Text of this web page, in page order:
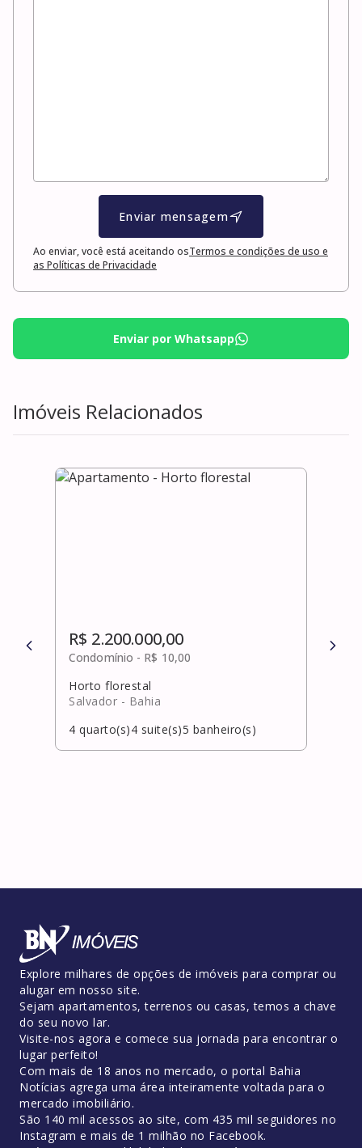
Enviar mensagem
Ao enviar, você está aceitando osTermos e condições de uso e
as Políticas de Privacidade
Enviar por Whatsapp
Imóveis Relacionados
R$ 2.200.000,00
Condomínio - R$ 10,00
Horto florestal
Salvador - Bahia
4 quarto(s)4 suite(s)5 banheiro(s)
R$
Explore milhares de opções de imóveis para comprar ou
alugar em nosso site.
Sejam apartamentos, terrenos ou casas, temos a chave
do seu novo lar.
Visite-nos agora e comece sua jornada para encontrar o
lugar perfeito!
Com mais de 18 anos no mercado, o portal Bahia
Notícias agrega uma área inteiramente voltada para o
mercado imobiliário.
São 140 mil acessos ao site, com 435 mil seguidores no
Instagram e mais de 1 milhão no Facebook.